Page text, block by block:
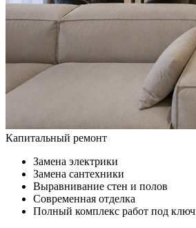
Капитальный ремонт
Замена электрики
Замена сантехники
Выравнивание стен и полов
Современная отделка
Полный комплекс работ под ключ